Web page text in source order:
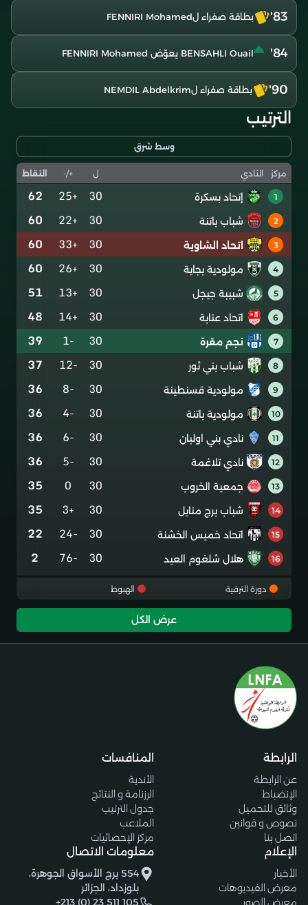
83' بطاقة صفراء لFENNIRI Mohamed
84' BENSAHLI Ouail يعوّض FENNIRI Mohamed
90' بطاقة صفراء لNEMDIL Abdelkrim
الترتيب
وسط شرق
مركز النادي ل +/- النقاط
1 إتحاد بسكرة 30
+25
62
2 شباب باتنة 30
+22
60
3 اتحاد الشاوية 30
+33
60
4 مولودية بجاية 30
+26
60
5 شبيبة جيجل 30
+13
51
6 اتحاد عنابة 30
+14
48
7 نجم مقرة 30
-1
39
8 شباب بني ثور 30
-12
37
9 مولودية قسنطينة 30
-8
36
10 مولودية باتنة 30
-4
36
11 نادي بني اولبان 30
-6
36
12 نادي تلاغمة 30
-5
36
13 جمعية الخروب 30
0
35
14 شباب برج منايل 30
+3
35
15 اتحاد خميس الخشنة 30
-24
22
16 هلال شلغوم العيد 30
-76
2
دورة الترقية الهبوط
عرض الكل
الرابطة
عن الرابطة
الإنضباط
وثائق للتحميل
نصوص و قوانين
اتصل بنا
المنافسات
الأندية
الرزنامة و النتائج
جدول الترتيب
الملاعب
مركز الإحصائيات
الإعلام
الأخبار
معرض الفيديوهات
معرض الصور
معلومات الاتصال
554 برج الأسواق الجوهرة،
بلوزداد، الجزائر
+213 (0) 23 511 105